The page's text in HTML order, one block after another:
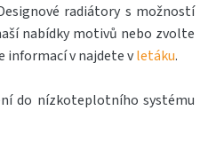
radiátory s možností
nabídky motivů nebo zvolte
informací v najdete vletáku.
do nízkoteplotního systému